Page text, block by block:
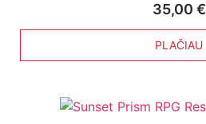
35,00 €
PLAČIAU